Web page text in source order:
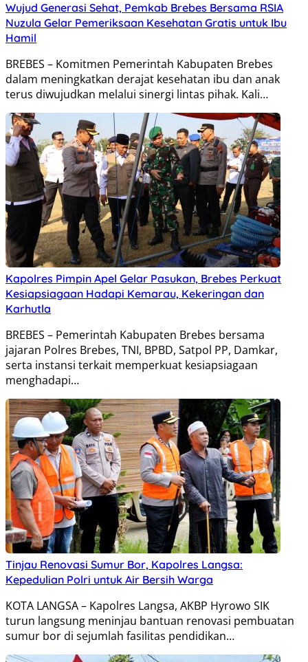
Wujud Generasi Sehat, Pemkab Brebes Bersama RSIA
Nuzula Gelar Pemeriksaan Kesehatan Gratis untuk Ibu
Hamil
BREBES – Komitmen Pemerintah Kabupaten Brebes
dalam meningkatkan derajat kesehatan ibu dan anak
terus diwujudkan melalui sinergi lintas pihak. Kali…
Kapolres Pimpin Apel Gelar Pasukan, Brebes Perkuat
Kesiapsiagaan Hadapi Kemarau, Kekeringan dan
Karhutla
BREBES – Pemerintah Kabupaten Brebes bersama
jajaran Polres Brebes, TNI, BPBD, Satpol PP, Damkar,
serta instansi terkait memperkuat kesiapsiagaan
menghadapi…
Tinjau Renovasi Sumur Bor, Kapolres Langsa:
Kepedulian Polri untuk Air Bersih Warga
KOTA LANGSA – Kapolres Langsa, AKBP Hyrowo SIK
turun langsung meninjau bantuan renovasi pembuatan
sumur bor di sejumlah fasilitas pendidikan…